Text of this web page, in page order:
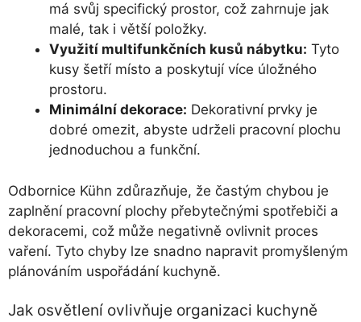
má svůj specifický prostor, což zahrnuje jak
malé, tak i větší položky.
Využití multifunkčních kusů nábytku: Tyto
kusy šetří místo a poskytují více úložného
prostoru.
Minimální dekorace: Dekorativní prvky je
dobré omezit, abyste udrželi pracovní plochu
jednoduchou a funkční.
Odbornice Kühn zdůrazňuje, že častým chybou je
zaplnění pracovní plochy přebytečnými spotřebiči a
dekoracemi, což může negativně ovlivnit proces
vaření. Tyto chyby lze snadno napravit promyšleným
plánováním uspořádání kuchyně.
Jak osvětlení ovlivňuje organizaci kuchyně